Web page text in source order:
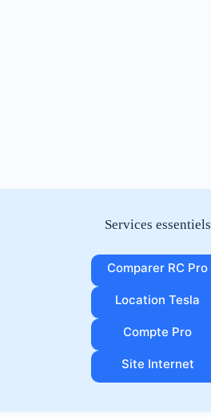
Services essentiels
Comparer RC Pro
Location Tesla
Compte Pro
Site Internet